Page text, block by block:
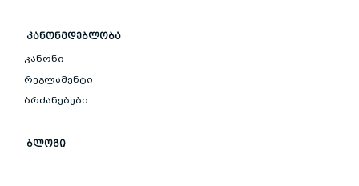
ᲙᲐᲜᲝᲜᲛᲓᲔᲑᲚᲝᲑᲐ
კანონი
რეგლამენტი
ბრძანებები
ᲑᲚᲝᲒᲘ